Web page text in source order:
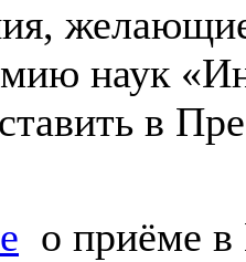
наук
в
о приёме